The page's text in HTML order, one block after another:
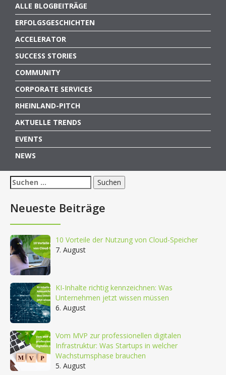
ALLE BLOGBEITRÄGE
ERFOLGSGESCHICHTEN
ACCELERATOR
SUCCESS STORIES
COMMUNITY
CORPORATE SERVICES
RHEINLAND-PITCH
AKTUELLE TRENDS
EVENTS
NEWS
Suchen
nach:
Neueste Beiträge
10 Vorteile der Nutzung von Cloud-Speicher
7. August
KI-Inhalte richtig kennzeichnen: Was
Unternehmen jetzt wissen müssen
6. August
Vom MVP zur professionellen digitalen
Infrastruktur: Was Startups in welcher
Wachstumsphase brauchen
5. August